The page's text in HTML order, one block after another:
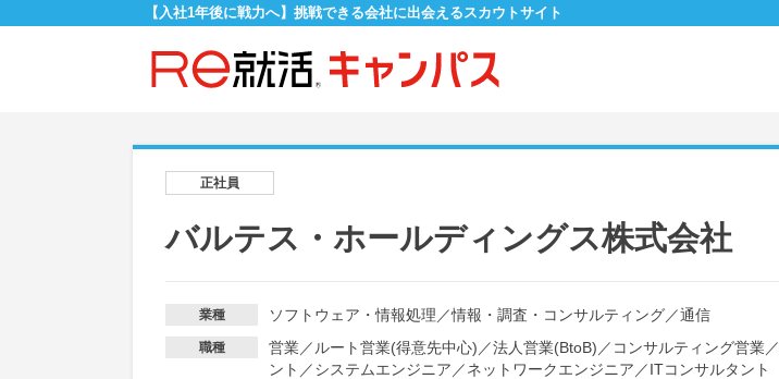
【入社1年後に戦力へ】挑戦できる会社に出会えるスカウトサイト
正社員
バルテス・ホールディングス株式会社
業種 ソフトウェア・情報処理 ／情報・調査・コンサルティング／通信
職種 営業／ ルート営業(得意先中心) ／法人営業(BtoB) ／ コンサルティング営業／
ント ／システムエンジニア ／ネットワークエンジニア ／ITコンサルタント